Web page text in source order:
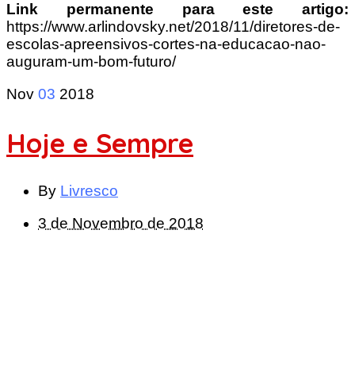
Link permanente para este artigo:
https://www.arlindovsky.net/2018/11/diretores-de-
escolas-apreensivos-cortes-na-educacao-nao-
auguram-um-bom-futuro/
Nov 03 2018
Hoje e Sempre
By Livresco
3 de Novembro de 2018